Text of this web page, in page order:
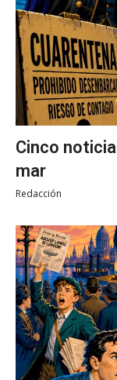
Cinco
mar
Redacción